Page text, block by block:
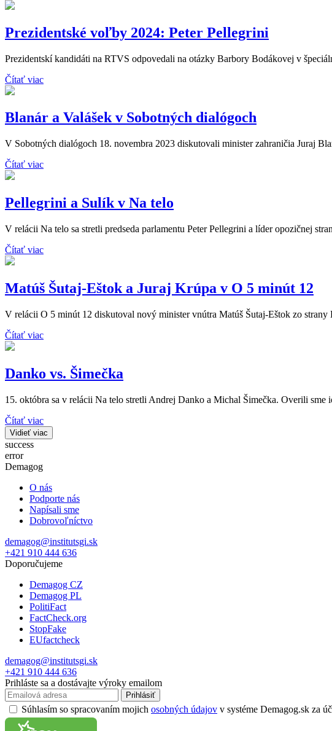
Prezidentské voľby 2024: Peter Pellegrini
Prezidentskí kandidáti na RTVS odpovedali na otázky Barbory Bodákovej v
Čítať viac
Blanár a Valášek v Sobotných dialógoch
V Sobotných dialógoch 18. novembra 2023 diskutovali minister zahraničia Juraj
Čítať viac
Pellegrini a Sulík v Na telo
V relácii Na telo sa stretli predseda parlamentu Peter Pellegrini a líder opozičnej
Čítať viac
Matúš Šutaj-Eštok a Juraj Krúpa v O 5 minút 12
V relácii O 5 minút 12 diskutoval nový minister vnútra Matúš Šutaj-Eštok zo
Čítať viac
Danko vs. Šimečka
15. októbra sa v relácii Na telo stretli Andrej Danko a Michal Šimečka. Overili
Čítať viac
Vidieť viac
success
error
Demagog
O nás
Podporte nás
Napísali sme
Dobrovoľníctvo
demagog@institutsgi.sk
+421 910 444 636
Doporučujeme
Demagog CZ
Demagog PL
PolitiFact
FactCheck.org
StopFake
EUfactcheck
demagog@institutsgi.sk
+421 910 444 636
Prihláste sa a dostávajte výroky emailom
Prihlásiť
Súhlasím so spracovaním mojich osobných údajov v systéme Demagog.sk za